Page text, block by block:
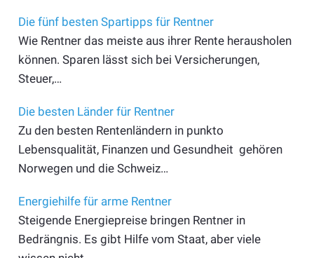
Die fünf besten Spartipps für Rentner
Wie Rentner das meiste aus ihrer Rente herausholen
können. Sparen lässt sich bei Versicherungen,
Steuer,…
Die besten Länder für Rentner
Zu den besten Rentenländern in punkto
Lebensqualität, Finanzen und Gesundheit gehören
Norwegen und die Schweiz…
Energiehilfe für arme Rentner
Steigende Energiepreise bringen Rentner in
Bedrängnis. Es gibt Hilfe vom Staat, aber viele